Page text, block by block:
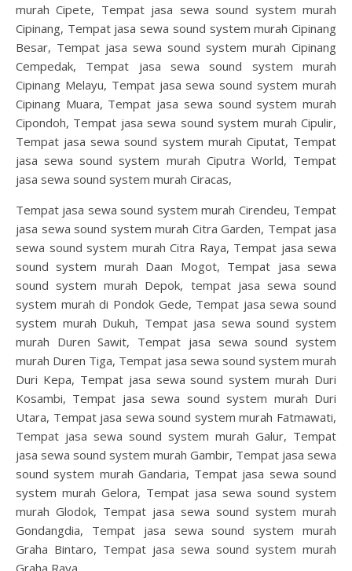
murah Cipete, Tempat jasa sewa sound system murah
Cipinang, Tempat jasa sewa sound system murah Cipinang
Besar, Tempat jasa sewa sound system murah Cipinang
Cempedak, Tempat jasa sewa sound system murah
Cipinang Melayu, Tempat jasa sewa sound system murah
Cipinang Muara, Tempat jasa sewa sound system murah
Cipondoh, Tempat jasa sewa sound system murah Cipulir,
Tempat jasa sewa sound system murah Ciputat, Tempat
jasa sewa sound system murah Ciputra World, Tempat
jasa sewa sound system murah Ciracas,
Tempat jasa sewa sound system murah Cirendeu, Tempat
jasa sewa sound system murah Citra Garden, Tempat jasa
sewa sound system murah Citra Raya, Tempat jasa sewa
sound system murah Daan Mogot, Tempat jasa sewa
sound system murah Depok, tempat jasa sewa sound
system murah di Pondok Gede, Tempat jasa sewa sound
system murah Dukuh, Tempat jasa sewa sound system
murah Duren Sawit, Tempat jasa sewa sound system
murah Duren Tiga, Tempat jasa sewa sound system murah
Duri Kepa, Tempat jasa sewa sound system murah Duri
Kosambi, Tempat jasa sewa sound system murah Duri
Utara, Tempat jasa sewa sound system murah Fatmawati,
Tempat jasa sewa sound system murah Galur, Tempat
jasa sewa sound system murah Gambir, Tempat jasa sewa
sound system murah Gandaria, Tempat jasa sewa sound
system murah Gelora, Tempat jasa sewa sound system
murah Glodok, Tempat jasa sewa sound system murah
Gondangdia, Tempat jasa sewa sound system murah
Graha Bintaro, Tempat jasa sewa sound system murah
Graha Raya,